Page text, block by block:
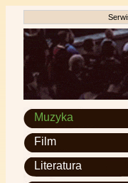
Muzyka
Film
Literatura